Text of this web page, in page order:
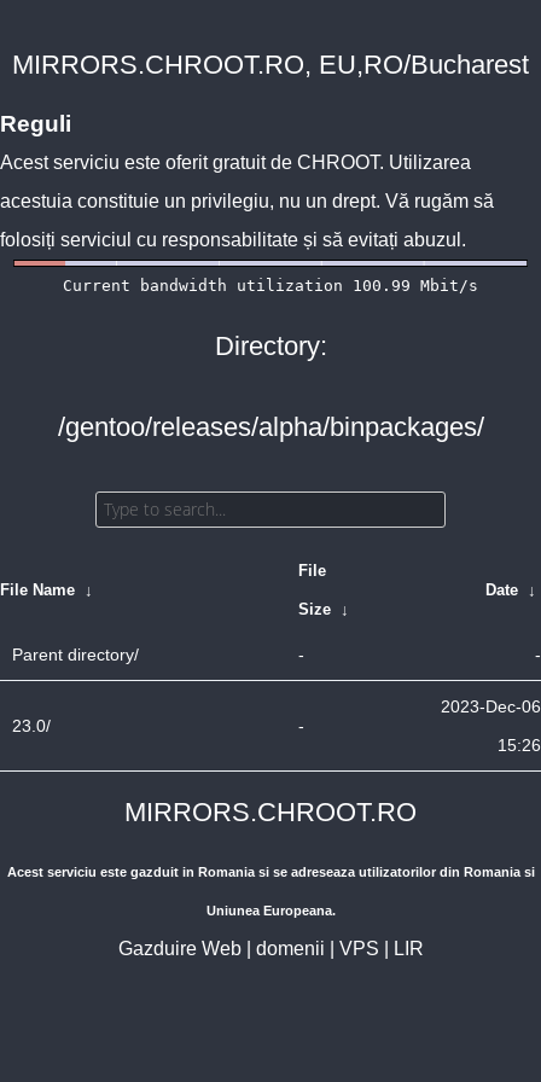
MIRRORS.CHROOT.RO, EU,RO/Bucharest
Reguli
Acest serviciu este oferit gratuit de CHROOT. Utilizarea
acestuia constituie un privilegiu, nu un drept. Vă rugăm să
folosiți serviciul cu responsabilitate și să evitați abuzul.
Directory:
/gentoo/releases/alpha/binpackages/
File Name ↓
File
Size ↓
Date ↓
Parent directory/ - -
23.0/ -
2023-Dec-06
15:26
MIRRORS.CHROOT.RO
Acest serviciu este gazduit in Romania si se adreseaza utilizatorilor din Romania si
Uniunea Europeana.
Gazduire Web| domenii VPS LIR